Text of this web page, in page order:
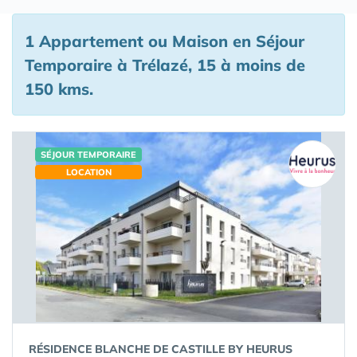
1 Appartement ou Maison en Séjour
Temporaire à Trélazé, 15 à moins de
150 kms.
SÉJOUR TEMPORAIRE
LOCATION
RÉSIDENCE BLANCHE DE CASTILLE BY HEURUS